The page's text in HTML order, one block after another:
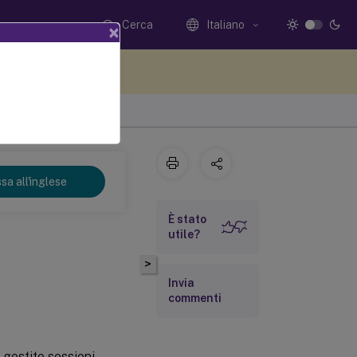
Cerca Italiano
all'inglese
>
È stato
utile?
Invia
commenti
×